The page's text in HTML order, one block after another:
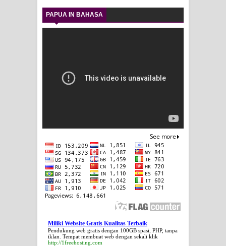
PAPUA IN BAHASA
Miliki Website Gratis Kualitas Terbaik
Pendukung web gratis dengan 100GB spasi, PHP, tanpa
iklan. Tempat membuat web dengan sekali klik
http://1freehosting.com